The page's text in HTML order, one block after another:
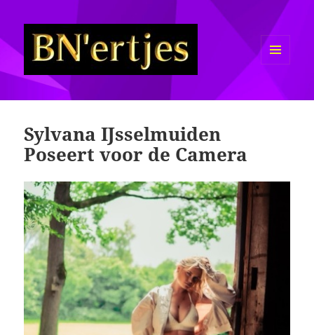
Sexy BN'ers / Bekende
Sylvana IJsselmuiden
Poseert voor de Camera